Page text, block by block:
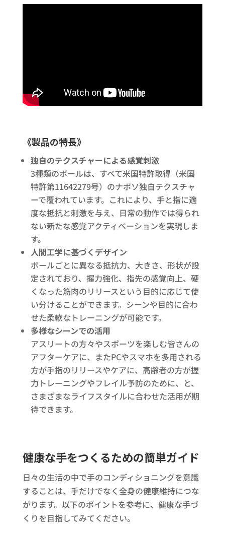
《製品の特長》
独自のテクスチャーによる感覚刺激
3種類のボールは、すべて米国特許取得（米国
特許第11642279号）のナボソ独自テクスチャ
ーで覆われています。これにより、手と指に適
度な抵抗と刺激を与え、日常の動作では得られ
ない新たな感覚アクティベーションを実現しま
す。
人間工学に基づくデザイン
ボールごとに異なる抵抗力、大きさ、形状が設
定されており、握力強化、指先の感覚向上、硬
くなった筋肉のリリースという目的に応じて使
い分けることができます。シーンや目的に合わ
せた柔軟なトレーニングが可能です。
多様なシーンでの活用
アスリートの方々やスポーツを楽しむ皆さんの
アフターケアに、またPCやスマホを多用される
方が手指のリリースやケアに、高齢者の方が握
力トレーニングやフレイル予防のために、と、
さまざまなライフスタイルに合わせた活用が期
待できます。
健康な手をつくるための簡単ガイド
日々の生活の中で手のコンディショニングを意識
することは、手だけでなく全身の健康維持につな
がります。以下のポイントを参考に、健康な手づ
くりを目指してみてください。